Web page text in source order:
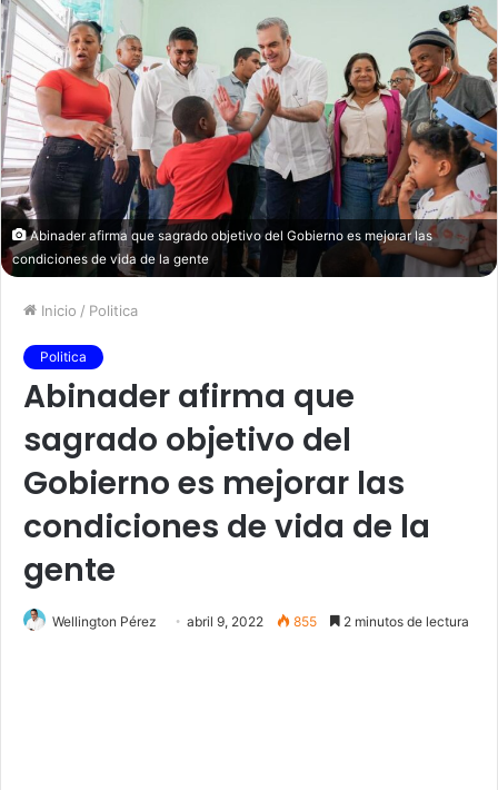
Abinader afirma que sagrado objetivo del Gobierno es mejorar las
condiciones de vida de la gente
Inicio / Politica
Politica
Abinader afirma que
sagrado objetivo del
Gobierno es mejorar las
condiciones de vida de la
gente
Wellington Pérez abril 9, 2022 855 2 minutos de lectura